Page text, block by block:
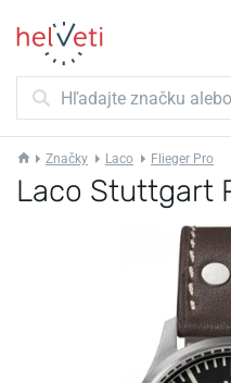
Značky Laco Flieger Pro
Laco Stuttgart